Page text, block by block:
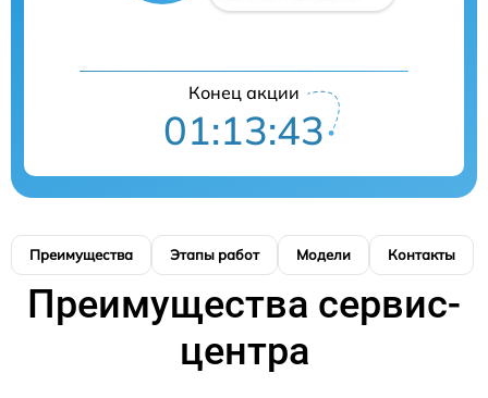
Конец акции
01:13:42
Преимущества Этапы работ Модели Контакты
Преимущества сервис-
центра